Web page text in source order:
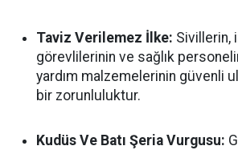
Taviz Verilemez İlke: Sivillerin,
görevlilerinin ve sağlık
yardım malzemelerinin güvenli
bir zorunluluktur.
Kudüs Ve Batı Şeria Vurgusu: